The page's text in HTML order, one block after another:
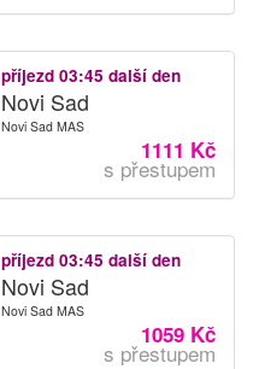
příjezd 03:45 další den
Novi Sad
Novi Sad MAS
1111 Kč
s přestupem
příjezd 03:45 další den
Novi Sad
Novi Sad MAS
1059 Kč
s přestupem